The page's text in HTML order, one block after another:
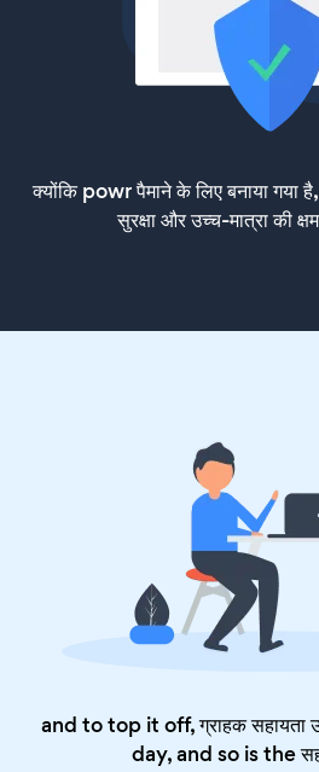
क्योंकि powr पैमाने के लिए बनाया गया
सुरक्षा और उच्च-मात्रा की
and to top it off, ग्राहक सहायता
day, and so is the